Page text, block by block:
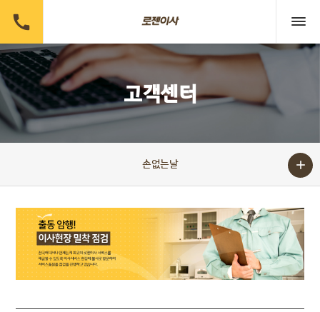

고객센터
손없는날 